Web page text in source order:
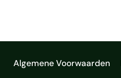
Algemene Voorwaarden